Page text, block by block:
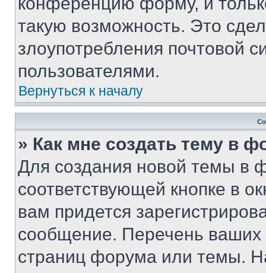
такую возможность. Это
злоупотребления почтовой
пользователями.
Вернуться к началу
» Как мне создать тему в
Для создания новой темы в
соответствующей кнопке в
вам придется
сообщение. Перечень ваших
страниц форума или темы.